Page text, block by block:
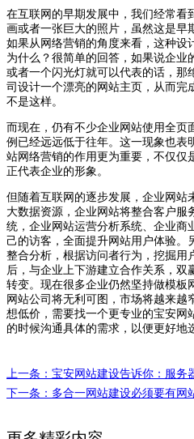
在互联网的早期发展中，我们经常看
画或者一张巨大的照片，虽然这是早
如果从网络营销的角度来看，这种设
为什么？很简单的回答，如果说企业
或者一个闪光灯就可以代表的话，那
司设计一个漂亮的网站主页，从而完
不是这样。
而现在，仍有不少企业网站使用全页
例已经远远低于往年。这一现象也表
站网络营销的作用更为重要，不仅仅
正代表企业的形象。
但随着互联网的逐步发展，企业网站
大数据资源，企业网站将整合客户服
统，企业网站运营分析系统、企业商
己的访客，全面提升网站用户体验。
整合分析，根据访问者行为，挖掘用
后，与企业上下游建立合作关系，
转变。现在很多企业仍然坚持做模板
网站公司将无利可图，市场将越来越
想低价，需要找一个更专业的宝安网
的时候沟通具体的需求，以便更好地
上一条：宝安网站建设告诉你：服务
下一条：多合一网站建设必须要有网